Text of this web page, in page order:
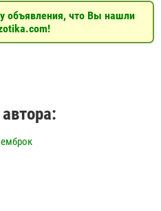
объявления, что Вы нашли